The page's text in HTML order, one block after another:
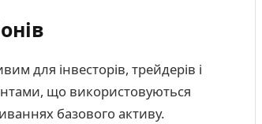
для інвесторів, трейдерів і
що використовуються
базового активу.